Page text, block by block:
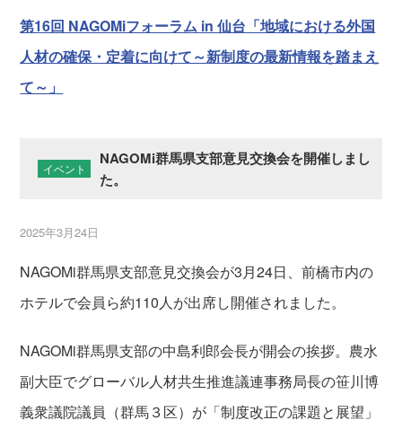
第16回 NAGOMiフォーラム in 仙台「地域における外国
人材の確保・定着に向けて～新制度の最新情報を踏まえ
て～」
イベント
NAGOMi群馬県支部意見交換会を開催しまし
た。
2025年3月24日
NAGOMi群馬県支部意見交換会が3月24日、前橋市内の
ホテルで会員ら約110人が出席し開催されました。
NAGOMi群馬県支部の中島利郎会長が開会の挨拶。農水
副大臣でグローバル人材共生推進議連事務局長の笹川博
義衆議院議員（群馬３区）が「制度改正の課題と展望」